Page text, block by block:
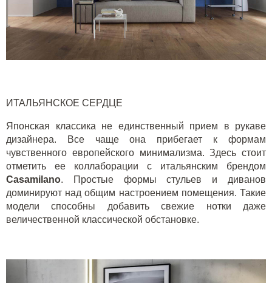
ИТАЛЬЯНСКОЕ СЕРДЦЕ
Японская классика не единственный прием в рукаве
дизайнера. Все чаще она прибегает к формам
чувственного европейского минимализма. Здесь стоит
отметить ее коллаборации с итальянским брендом
Casamilano. Простые формы стульев и диванов
доминируют над общим настроением помещения. Такие
модели способны добавить свежие нотки даже
величественной классической обстановке.